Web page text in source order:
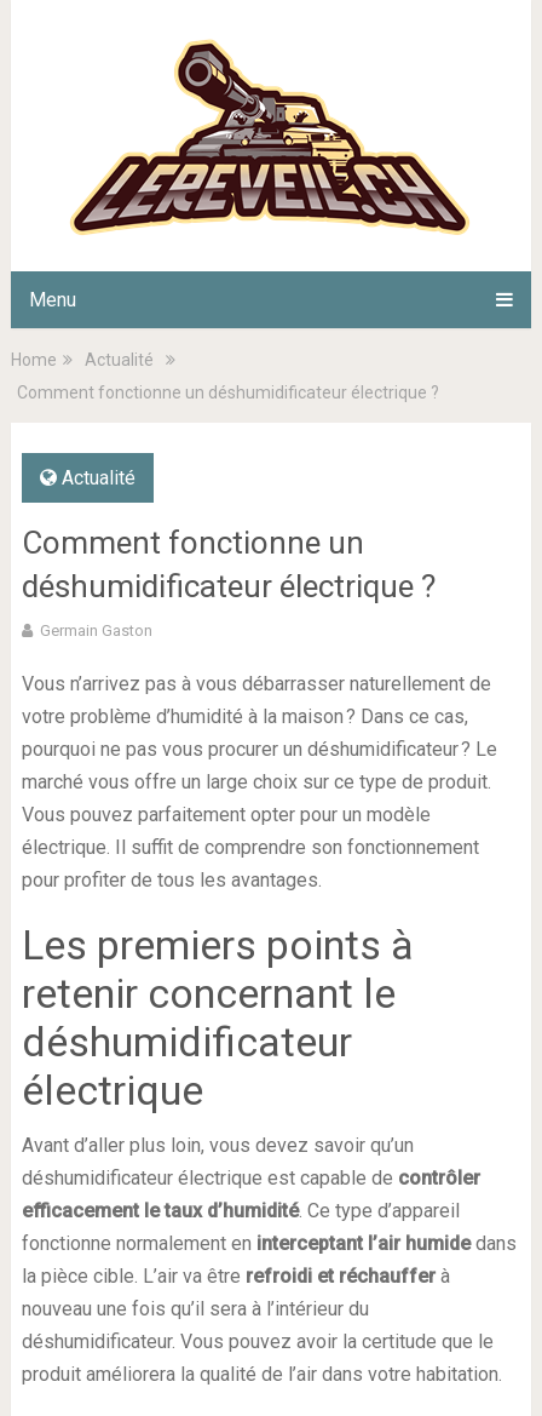
Menu
Home
Actualité
Comment fonctionne un déshumidificateur électrique ?
Actualité
Comment fonctionne un
déshumidificateur électrique ?
Germain Gaston
Vous n’arrivez pas à vous débarrasser naturellement de
votre problème d’humidité à la maison ? Dans ce cas,
pourquoi ne pas vous procurer un déshumidificateur ? Le
marché vous offre un large choix sur ce type de produit.
Vous pouvez parfaitement opter pour un modèle
électrique. Il suffit de comprendre son fonctionnement
pour profiter de tous les avantages.
Les premiers points à
retenir concernant le
déshumidificateur
électrique
Avant d’aller plus loin, vous devez savoir qu’un
déshumidificateur électrique est capable de contrôler
efficacement le taux d’humidité. Ce type d’appareil
fonctionne normalement en interceptant l’air humidedans
la pièce cible. L’air va être refroidi et réchaufferà
nouveau une fois qu’il sera à l’intérieur du
déshumidificateur. Vous pouvez avoir la certitude que le
produit améliorera la qualité de l’air dans votre habitation.